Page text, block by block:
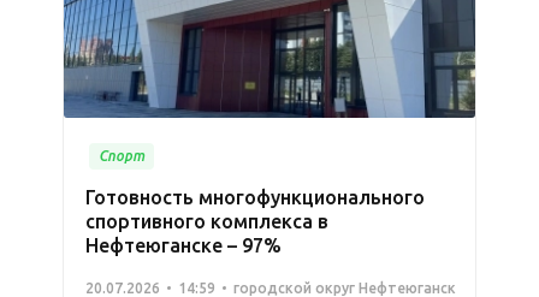
Спорт
Готовность многофункционального
спортивного комплекса в
Нефтеюганске – 97%
20.07.2026 14:59 городской округ Нефтеюганск